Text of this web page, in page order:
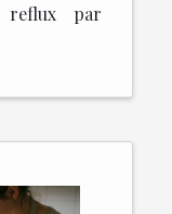
reflux par